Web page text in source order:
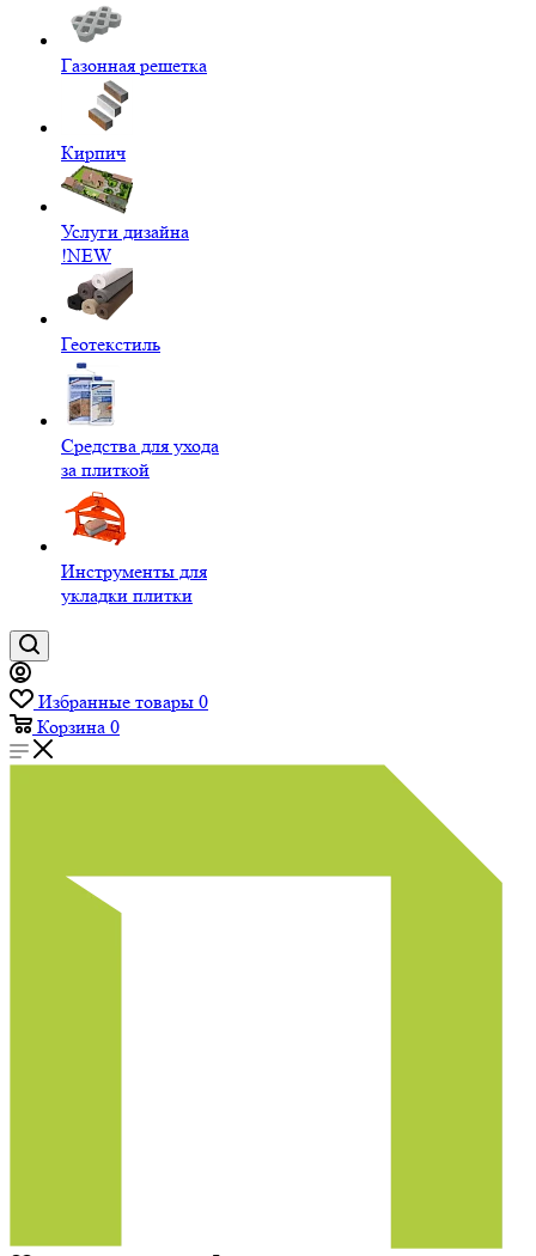
Газонная решетка
Кирпич
Услуги дизайна
!NEW
Геотекстиль
Средства для ухода
за плиткой
Инструменты для
укладки плитки
Избранные товары 0
Корзина 0